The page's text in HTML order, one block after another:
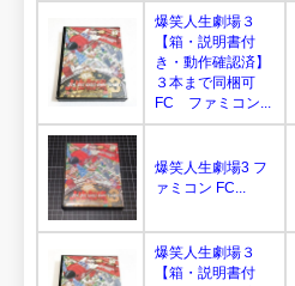
爆笑人生劇場３
【箱・説明書付
き・動作確認済】
３本まで同梱可
FC ファミコン...
爆笑人生劇場3 フ
ァミコン FC...
爆笑人生劇場３
【箱・説明書付